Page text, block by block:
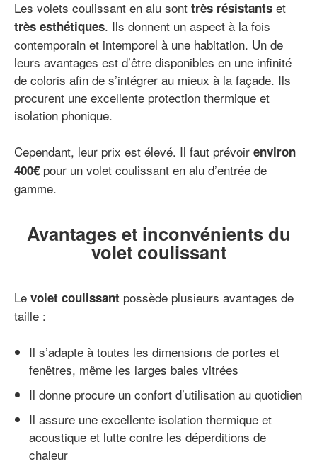
Les volets coulissant en alu sont très résistants et
très esthétiques. Ils donnent un aspect à la fois
contemporain et intemporel à une habitation. Un de
leurs avantages est d’être disponibles en une infinité
de coloris afin de s’intégrer au mieux à la façade. Ils
procurent une excellente protection thermique et
isolation phonique.
Cependant, leur prix est élevé. Il faut prévoir environ
400€ pour un volet coulissant en alu d’entrée de
gamme.
Avantages et inconvénients du
volet coulissant
Le volet coulissant possède plusieurs avantages de
taille :
Il s’adapte à toutes les dimensions de portes et
fenêtres, même les larges baies vitrées
Il donne procure un confort d’utilisation au quotidien
Il assure une excellente isolation thermique et
acoustique et lutte contre les déperditions de
chaleur